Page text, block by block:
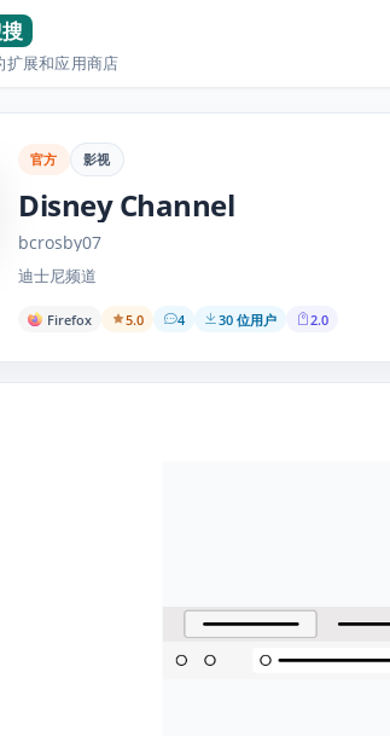
扩展和应用商店
官方 影视
Disney Channel
bcrosby07
迪士尼频道
Firefox 5.0 4 30 位用户 2.0